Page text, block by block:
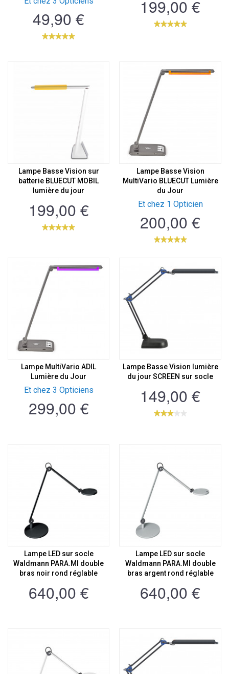
49,90 €
199,00 €
Lampe Basse Vision sur
batterie BLUECUT MOBIL
lumière du jour
199,00 €
Lampe Basse Vision
MultiVario BLUECUT Lumière
du Jour
Et chez 1 Opticien
200,00 €
Lampe MultiVario ADIL
Lumière du Jour
Et chez 3 Opticiens
299,00 €
Lampe Basse Vision lumière
du jour SCREEN sur socle
149,00 €
Lampe LED sur socle
Waldmann PARA.MI double
bras noir rond réglable
640,00 €
Lampe LED sur socle
Waldmann PARA.MI double
bras argent rond réglable
640,00 €